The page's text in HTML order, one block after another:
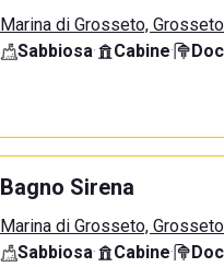
Marina di Grosseto, Grosseto
Sabbiosa· Cabine·
Bagno Sirena
Marina di Grosseto, Grosseto
Sabbiosa· Cabine·